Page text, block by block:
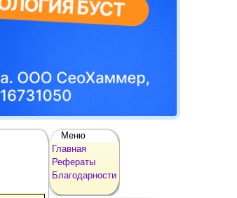
Меню
Главная
Рефераты
Благодарности